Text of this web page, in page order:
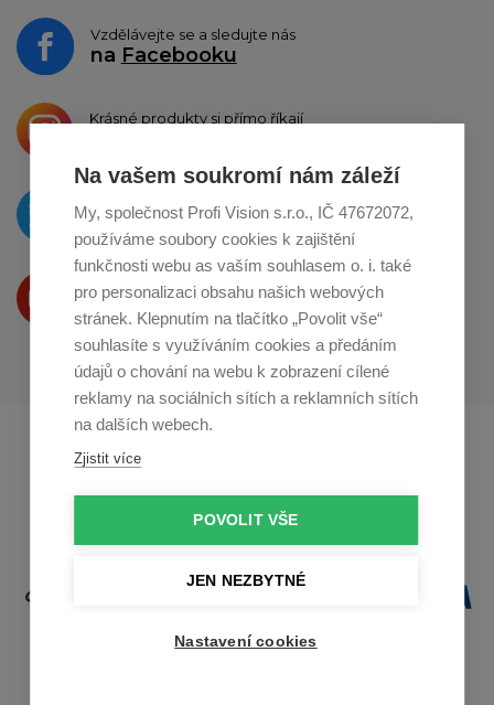
Vzdělávejte se a sledujte nás
na Facebooku
Krásné produkty si přímo říkají
O novinkách píšeme
naTwitteru
Produkty Vám představujeme
na Youtube
Profikuchar.sk
Na vašem soukromí nám záleží
My, společnost Profi Vision s.r.o., IČ 47672072,
používáme soubory cookies k zajištění
funkčnosti webu as vaším souhlasem o. i. také
pro personalizaci obsahu našich webových
stránek. Klepnutím na tlačítko „Povolit vše“
souhlasíte s využíváním cookies a předáním
údajů o chování na webu k zobrazení cílené
reklamy na sociálních sítích a reklamních sítích
na dalších webech.
Zjistit více
POVOLIT VŠE
JEN NEZBYTNÉ
Nastavení cookies